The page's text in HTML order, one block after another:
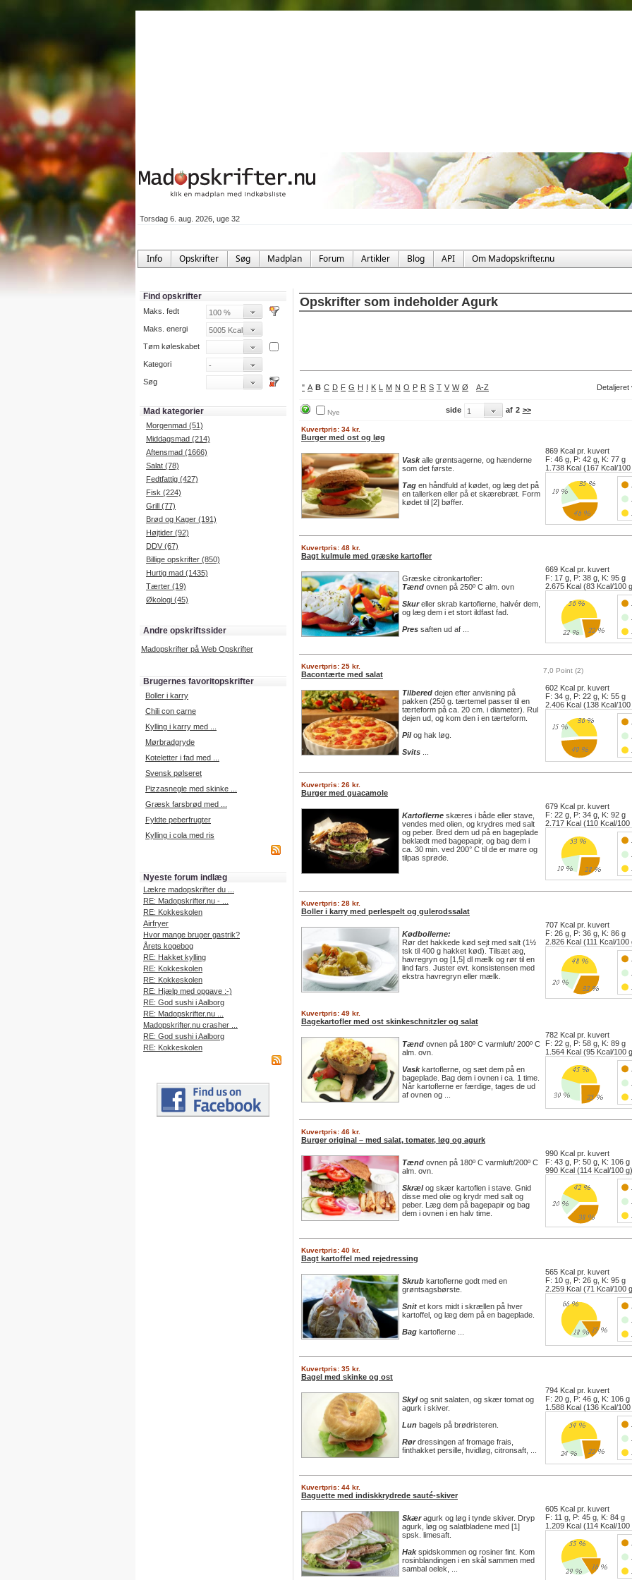
Torsdag 6. aug. 2026, uge 32
Info Opskrifter Søg Madplan Forum Artikler Blog API Om Madopskrifter.nu
Find opskrifter
Maks. fedt
Maks. energi
Tøm køleskabet
Kategori
Søg
Mad kategorier
Morgenmad (51)
Middagsmad (214)
Aftensmad (1666)
Salat (78)
Fedtfattig (427)
Fisk (224)
Grill (77)
Brød og Kager (191)
Højtider (92)
DDV (67)
Billige opskrifter (850)
Hurtig mad (1435)
Tærter (19)
Økologi (45)
Andre opskriftssider
Madopskrifter på Web Opskrifter
Brugernes favoritopskrifter
Boller i karry
Chili con carne
Kylling i karry med ...
Mørbradgryde
Koteletter i fad med ...
Svensk pølseret
Pizzasnegle med skinke ...
Græsk farsbrød med ...
Fyldte peberfrugter
Kylling i cola med ris
Nyeste forum indlæg
Lækre madopskrifter du ...
RE: Madopskrifter.nu - ...
RE: Kokkeskolen
Airfryer
Hvor mange bruger gastrik?
Årets kogebog
RE: Hakket kylling
RE: Kokkeskolen
RE: Kokkeskolen
RE: Hjælp med opgave :-)
RE: God sushi i Aalborg
RE: Madopskrifter.nu ...
Madopskrifter.nu crasher ...
RE: God sushi i Aalborg
RE: Kokkeskolen
Opskrifter som indeholder Agurk
" A B C D F G H I K L M N O P R S T V W Ø A-Z Detaljeret
Nye side af 2 >>
Kuvertpris: 34 kr.
Burger med ost og løg
Vaskalle grøntsagerne, og hænderne
som det første.
Tag en håndfuld af kødet, og læg det på
en tallerken eller på et skærebræt. Form
kødet til [2] bøffer.
869 Kcal pr. kuvert
F: 46 g, P: 42 g, K: 77 g
1.738 Kcal (167 Kcal/100
Kuvertpris: 48 kr.
Bagt kulmule med græske kartofler
Græske citronkartofler:
Tænd ovnen på 250º C alm. ovn
Skureller skrab kartoflerne, halvér dem,
og læg dem i et stort ildfast fad.
Pres saften ud af ...
669 Kcal pr. kuvert
F: 17 g, P: 38 g, K: 95 g
2.675 Kcal (83 Kcal/100
Kuvertpris: 25 kr.
Bacontærte med salat 7,0 Point (2)
Tilbered dejen efter anvisning på
pakken (250 g. tærtemel passer til en
tærteform på ca. 20 cm. i diameter). Rul
dejen ud, og kom den i en tærteform.
Pilog hak løg.
Svits
602 Kcal pr. kuvert
F: 34 g, P: 22 g, K: 55 g
2.406 Kcal (138 Kcal/100
Kuvertpris: 26 kr.
Burger med guacamole
Kartoflerne skæres i både eller stave,
vendes med olien, og krydres med salt
og peber. Bred dem ud på en bageplade
beklædt med bagepapir, og bag dem i
ca. 30 min. ved 200° C til de er møre og
tilpas sprøde.
679 Kcal pr. kuvert
F: 22 g, P: 34 g, K: 92 g
2.717 Kcal (110 Kcal/100
Kuvertpris: 28 kr.
Boller i karry med perlespelt og gulerodssalat
Kødbollerne:
Rør det hakkede kød sejt med salt (1½
tsk til 400 g hakket kød). Tilsæt æg,
havregryn og [1,5] dl mælk og rør til en
lind fars. Juster evt. konsistensen med
ekstra havregryn eller mælk.
707 Kcal pr. kuvert
F: 26 g, P: 36 g, K: 86 g
2.826 Kcal (111 Kcal/100
Kuvertpris: 49 kr.
Bagekartofler med ost skinkeschnitzler og salat
Tænd ovnen på 180º C varmluft/ 200º C
alm. ovn.
Vaskkartoflerne, og sæt dem på en
bageplade. Bag dem i ovnen i ca. 1 time.
Når kartoflerne er færdige, tages de ud
af ovnen og ...
782 Kcal pr. kuvert
F: 22 g, P: 58 g, K: 89 g
1.564 Kcal (95 Kcal/100
Kuvertpris: 46 kr.
Burger original – med salat, tomater, løg og agurk
Tænd ovnen på 180º C varmluft/200º C
alm. ovn.
Skrælog skær kartoflen i stave. Gnid
disse med olie og krydr med salt og
peber. Læg dem på bagepapir og bag
dem i ovnen i en halv time.
990 Kcal pr. kuvert
F: 43 g, P: 50 g, K: 106 g
990 Kcal (114 Kcal/100 g)
Kuvertpris: 40 kr.
Bagt kartoffel med rejedressing
Skrub kartoflerne godt med en
grøntsagsbørste.
Snit et kors midt i skrællen på hver
kartoffel, og læg dem på en bageplade.
Bag kartoflerne ...
565 Kcal pr. kuvert
F: 10 g, P: 26 g, K: 95 g
2.259 Kcal (71 Kcal/100
Kuvertpris: 35 kr.
Bagel med skinke og ost
Skylog snit salaten, og skær tomat og
agurk i skiver.
Lun bagels på brødristeren.
Rørdressingen af fromage frais,
finthakket persille, hvidløg, citronsaft, ...
794 Kcal pr. kuvert
F: 20 g, P: 46 g, K: 106 g
1.588 Kcal (136 Kcal/100
Kuvertpris: 44 kr.
Baguette med indiskkrydrede sauté-skiver
Skæragurk og løg i tynde skiver. Dryp
agurk, løg og salatbladene med [1]
spsk. limesaft.
Hakspidskommen og rosiner fint. Kom
rosinblandingen i en skål sammen med
sambal oelek, ...
605 Kcal pr. kuvert
F: 11 g, P: 45 g, K: 84 g
1.209 Kcal (114 Kcal/100